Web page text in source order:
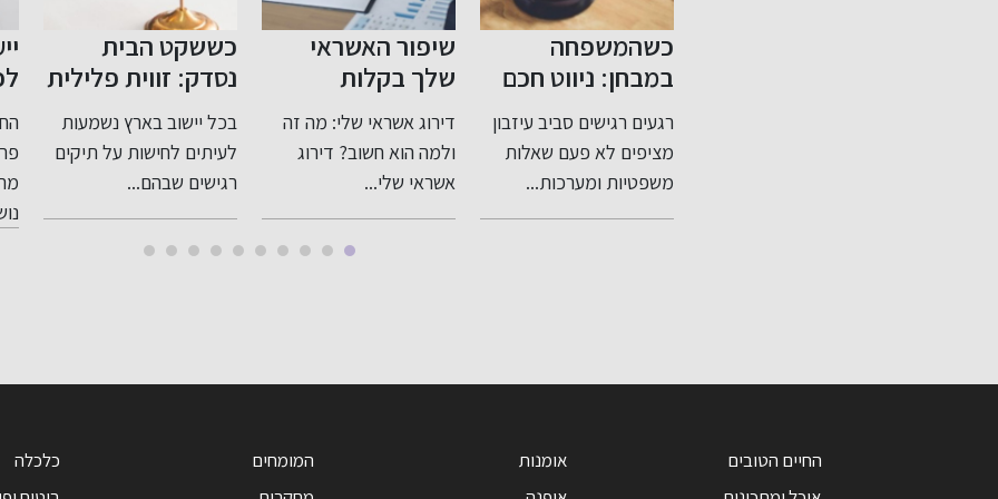
שיפור האשראי
שלך בקלות
דירוג אשראי שלי: מה זה
ולמה הוא חשוב? דירוג
אשראי שלי...
כששקט הבית
נסדק: זווית פלילית
רגישה ומדויקת
לעבירות בתוך
המשפחה
בכל יישוב בארץ נשמעות
לעיתים לחישות על תיקים
רגישים שבהם...
ייעוץ לפני פרישה
לפנסיה: תכנון חכם
לעתיד בטוח
החשיבות של ייעוץ לפני
פרישה לפנסיה כאשר
מתקרבים לגיל פרישה,
נושא...
החיים הטובים
אומנות
המומחים
כלכלה